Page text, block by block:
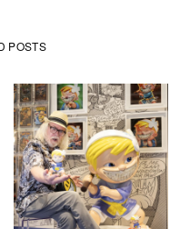
POSTS